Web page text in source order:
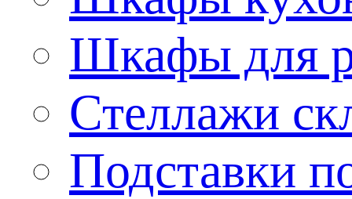
Шкафы для
Стеллажи
Подставки